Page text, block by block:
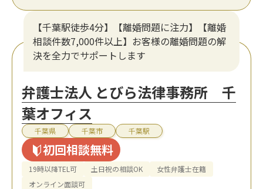
【千葉駅徒歩4分】【離婚問題に注力】【離婚
相談件数7,000件以上】お客様の離婚問題の解
決を全力でサポートします
弁護士法人 とびら法律事務所 千
葉オフィス
千葉県 千葉市 千葉駅
初回相談無料
19時以降TEL可 土日祝の相談OK
女性弁護士在籍
オンライン面談可